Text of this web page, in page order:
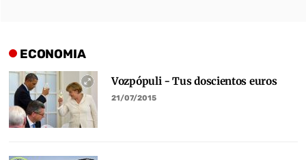
ECONOMIA
Vozpópuli - Tus doscientos euros
21/07/2015